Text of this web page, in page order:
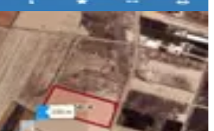
Yenışehır Geyıktepe Ilçesi
138 Metre Vardır
Oyalı Mahallesi
m² ·640/m² ·02.08.2026
₺